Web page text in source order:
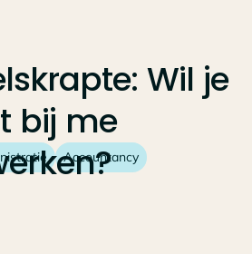
Wil je
bij me
Accountancy